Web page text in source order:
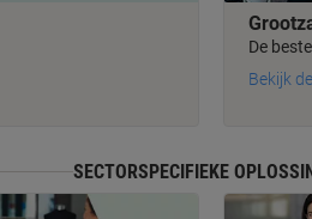
De
Bekijk
SECTORSPECIFIEKE